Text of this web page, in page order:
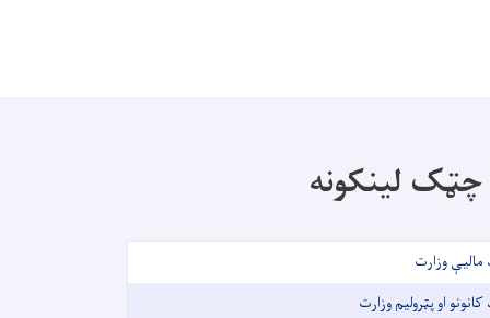
چټک لینکونه
مالیې وزارت
کانونو او پټرولیم وزارت